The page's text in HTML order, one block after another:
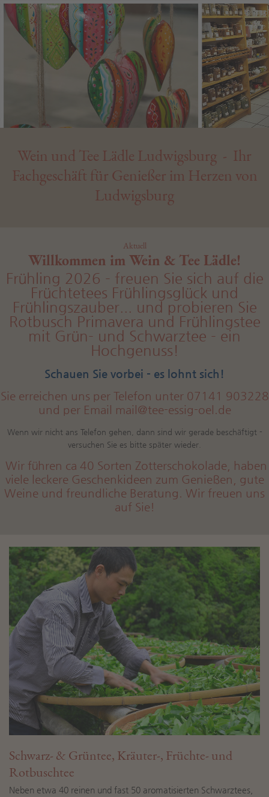
Wein und Tee Lädle Ludwigsburg - Ihr
Fachgeschäft für Genießer im Herzen von
Ludwigsburg
Aktuell
Willkommen im Wein & Tee Lädle!
Frühling 2026 - freuen Sie sich auf die
Früchtetees Frühlingsglück und
Frühlingszauber... und probieren Sie
Rotbusch Primavera und Frühlingstee
mit Grün- und Schwarztee - ein
Hochgenuss!
Schauen Sie vorbei - es lohnt sich!
Sie erreichen uns per Telefon unter 07141 903228
und per Email
mail@tee-essig-oel.de
Wenn wir nicht ans Telefon gehen, dann sind wir gerade beschäftigt -
versuchen Sie es bitte später wieder.
Wir führen ca 40 Sorten Zotterschokolade, haben
viele leckere Geschenkideen zum Genießen, gute
Weine und freundliche Beratung. Wir freuen uns
auf Sie!
Schwarz- & Grüntee, Kräuter-, Früchte- und
Rotbuschtee
Neben etwa 40 reinen und fast 50 aromatisierten Schwarztees,